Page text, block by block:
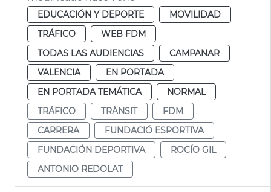
EDUCACIÓN Y DEPORTE
MOVILIDAD
TRÁFICO
WEB FDM
TODAS LAS AUDIENCIAS
CAMPANAR
VALENCIA
EN PORTADA
EN PORTADA TEMÁTICA
NORMAL
TRÁFICO
TRÀNSIT
FDM
CARRERA
FUNDACIÓ ESPORTIVA
FUNDACIÓN DEPORTIVA
ROCÍO GIL
ANTONIO REDOLAT